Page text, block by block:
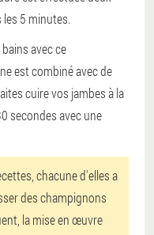
les 5 minutes.
avec ce
est combiné avec de
cuire vos jambes à la
secondes avec une
chacune d'elles a
des champignons
la mise en œuvre